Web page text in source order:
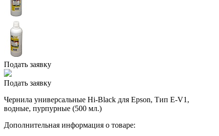
Подать заявку
Подать заявку
Чернила универсальные Hi-Black для Epson, Тип E-V1,
водные, пурпурные (500 мл.)
Дополнительная информация о товаре: